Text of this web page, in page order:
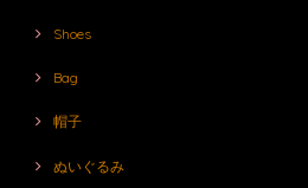
Shoes
Bag
帽子
ぬいぐるみ